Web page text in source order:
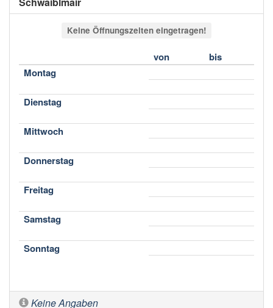
Keine Öffnungszeiten eingetragen!
von
bis
Montag
Dienstag
Mittwoch
Donnerstag
Freitag
Samstag
Sonntag
Keine Angaben